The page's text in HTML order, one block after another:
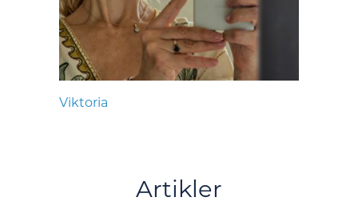
Viktoria
Artikler